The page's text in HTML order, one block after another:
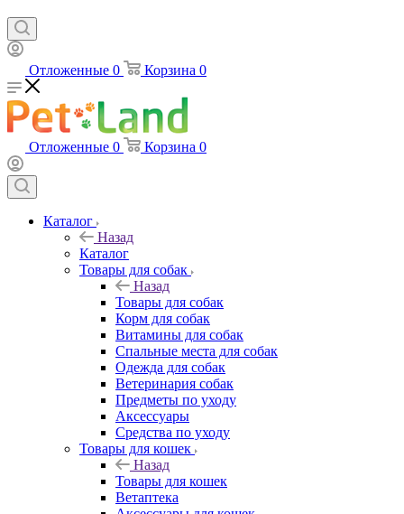
Отложенные 0 Корзина 0
Отложенные 0 Корзина 0
Каталог
Назад
Каталог
Товары для собак
Назад
Товары для собак
Корм для собак
Витамины для собак
Спальные места для собак
Одежда для собак
Ветеринария собак
Предметы по уходу
Аксессуары
Средства по уходу
Товары для кошек
Назад
Товары для кошек
Ветаптека